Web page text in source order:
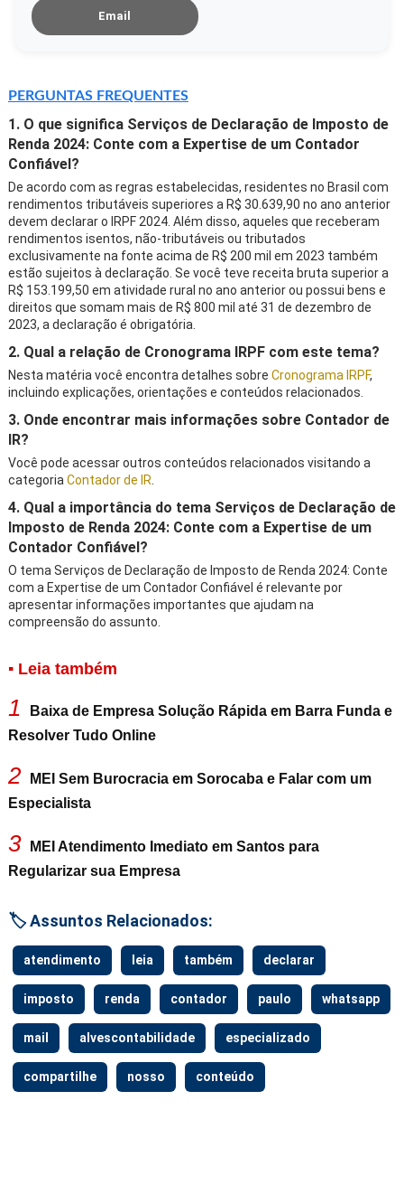
Email
PERGUNTAS FREQUENTES
1. O que significa Serviços de Declaração de Imposto de
Renda 2024: Conte com a Expertise de um Contador
Confiável?
De acordo com as regras estabelecidas, residentes no Brasil com
rendimentos tributáveis superiores a R$ 30.639,90 no ano anterior
devem declarar o IRPF 2024. Além disso, aqueles que receberam
rendimentos isentos, não-tributáveis ou tributados
exclusivamente na fonte acima de R$ 200 mil em 2023 também
estão sujeitos à declaração. Se você teve receita bruta superior a
R$ 153.199,50 em atividade rural no ano anterior ou possui bens e
direitos que somam mais de R$ 800 mil até 31 de dezembro de
2023, a declaração é obrigatória.
2. Qual a relação de Cronograma IRPF com este tema?
Nesta matéria você encontra detalhes sobre Cronograma IRPF,
incluindo explicações, orientações e conteúdos relacionados.
3. Onde encontrar mais informações sobre Contador de
IR?
Você pode acessar outros conteúdos relacionados visitando a
categoria Contador de IR
4. Qual a importância do tema Serviços de Declaração de
Imposto de Renda 2024: Conte com a Expertise de um
Contador Confiável?
O tema Serviços de Declaração de Imposto de Renda 2024: Conte
com a Expertise de um Contador Confiável é relevante por
apresentar informações importantes que ajudam na
compreensão do assunto.
▪ Leia também
1
Baixa de Empresa Solução Rápida em Barra Funda e
Resolver Tudo Online
2
MEI Sem Burocracia em Sorocaba e Falar com um
Especialista
3
MEI Atendimento Imediato em Santos para
Regularizar sua Empresa
🏷️ Assuntos Relacionados:
atendimento leia também declarar
imposto renda contador paulo whatsapp
mail alvescontabilidade especializado
compartilhe nosso conteúdo